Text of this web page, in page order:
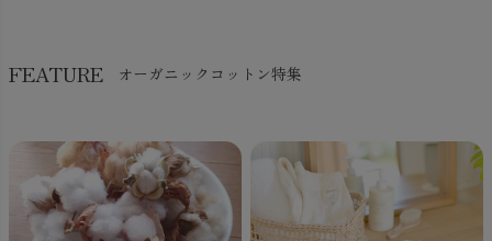
FEATURE オーガニックコットン特集